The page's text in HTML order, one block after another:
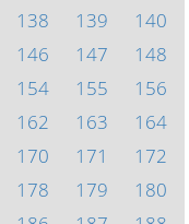
138 139
140
146 147
148
154 155
156
162 163
164
170 171
172
178 179
180